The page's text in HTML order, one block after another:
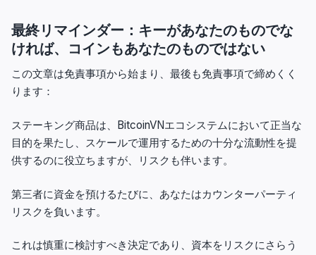
最終リマインダー：キーがあなたのものでな
ければ、コインもあなたのものではない
この文章は免責事項から始まり、最後も免責事項で締めくく
ります：
ステーキング商品は、BitcoinVNエコシステムにおいて正当な
目的を果たし、スケールで運用するための十分な流動性を提
供するのに役立ちますが、リスクも伴います。
第三者に資金を預けるたびに、あなたはカウンターパーティ
リスクを負います。
これは慎重に検討すべき決定であり、資本をリスクにさらう